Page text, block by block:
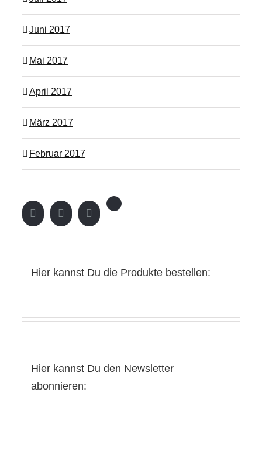
Juni 2017
Mai 2017
April 2017
März 2017
Februar 2017
Hier kannst Du die Produkte bestellen:
Hier kannst Du den Newsletter
abonnieren: